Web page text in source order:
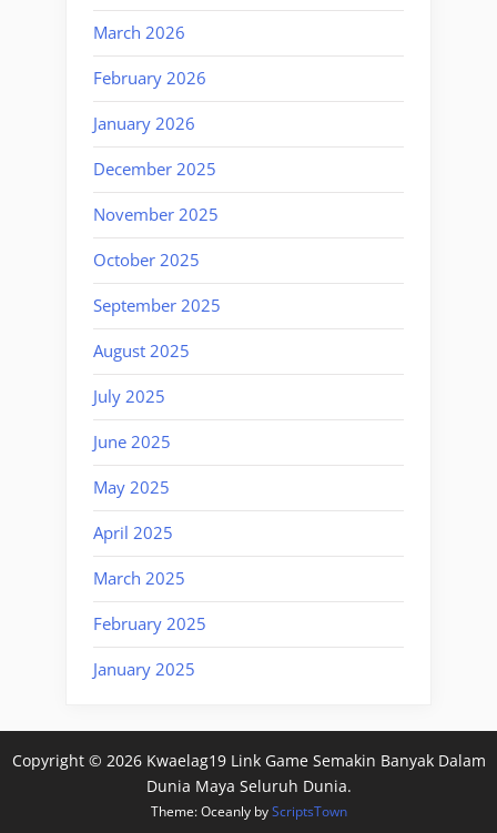
March 2026
February 2026
January 2026
December 2025
November 2025
October 2025
September 2025
August 2025
July 2025
June 2025
May 2025
April 2025
March 2025
February 2025
January 2025
Copyright © 2026 Kwaelag19 Link Game Semakin Banyak Dalam
Dunia Maya Seluruh Dunia.
Theme: Oceanly byScriptsTown